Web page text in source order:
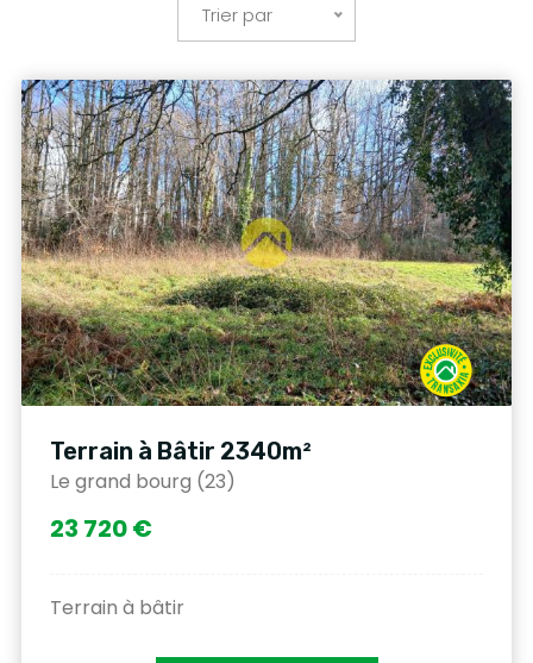
Trier par
Terrain à Bâtir 2340m²
Le grand bourg (23)
23 720 €
Terrain à bâtir